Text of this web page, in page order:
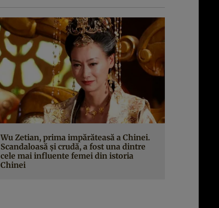
Wu Zetian, prima impărăteasă a Chinei.
Scandaloasă şi crudă, a fost una dintre
cele mai influente femei din istoria
Chinei